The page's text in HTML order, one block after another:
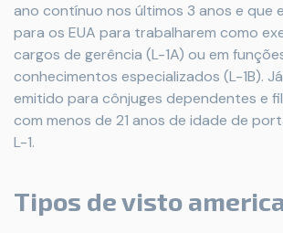
ano contínuo nos últimos 3 anos e que
para os EUA para trabalharem como
cargos de gerência (L-1A) ou em
conhecimentos especializados (L-1B).
emitido para cônjuges dependentes e
com menos de 21 anos de idade de
L-1.
Tipos de visto